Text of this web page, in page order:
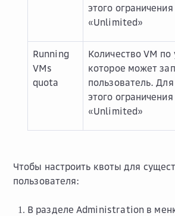
этого
«Unlimited»
Running
VMs
quota
Количество VM
которое может
пользователь.
этого
«Unlimited»
Чтобы настроить квоты для
пользователя:
В разделе Administration в